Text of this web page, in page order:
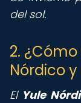
del sol.
2.
Nórdico
El Yule